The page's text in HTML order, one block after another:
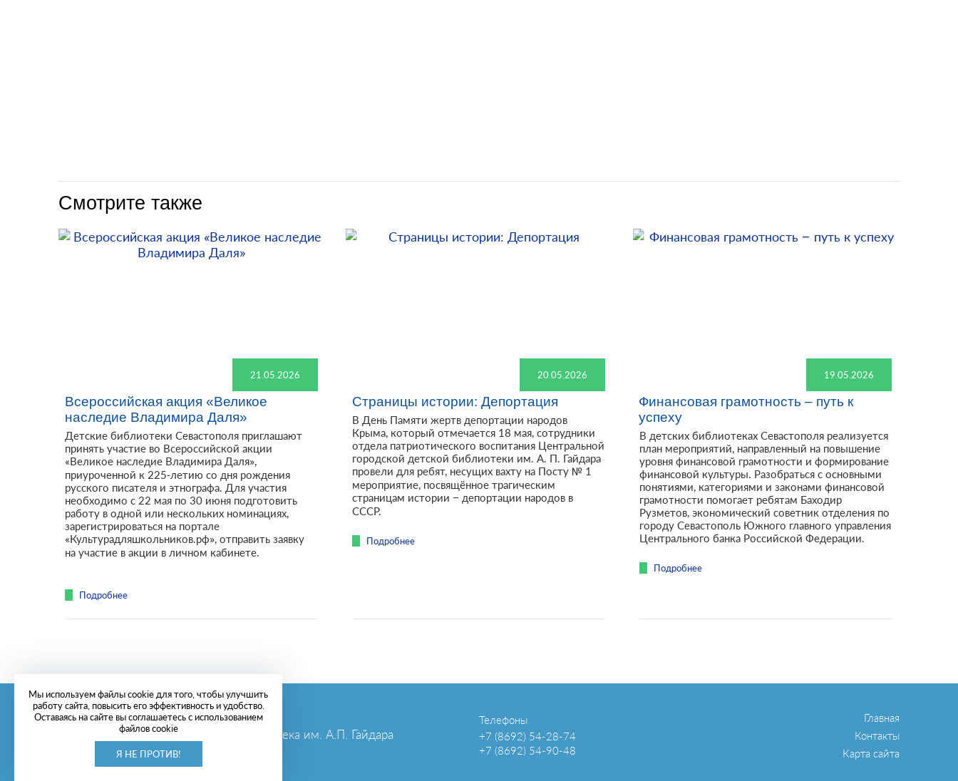
Смотрите также
21.05.2026
Всероссийская акция «Великое
наследие Владимира Даля»
Детские библиотеки Севастополя приглашают
принять участие во Всероссийской акции
«Великое наследие Владимира Даля»,
приуроченной к 225-летию со дня рождения
русского писателя и этнографа. Для участия
необходимо с 22 мая по 30 июня подготовить
работу в одной или нескольких номинациях,
зарегистрироваться на портале
«Культурадляшкольников.рф», отправить заявку
на участие в акции в личном кабинете.
Подробнее
20.05.2026
Страницы истории: Депортация
В День Памяти жертв депортации народов
Крыма, который отмечается 18 мая, сотрудники
отдела патриотического воспитания Центральной
городской детской библиотеки им. А. П. Гайдара
провели для ребят, несущих вахту на Посту № 1
мероприятие, посвящённое трагическим
страницам истории – депортации народов в
СССР.
Подробнее
19.05.2026
Финансовая грамотность – путь к
успеху
В детских библиотеках Севастополя реализуется
план мероприятий, направленный на повышение
уровня финансовой грамотности и формирование
финансовой культуры. Разобраться с основными
понятиями, категориями и законами финансовой
грамотности помогает ребятам Баходир
Рузметов, экономический советник отделения по
городу Севастополь Южного главного управления
Центрального банка Российской Федерации.
Подробнее
ГБУК г. Севастополя «ЦБС для детей»
Центральная городская детская библиотека им. А.П. Гайдара
Телефоны
+7 (8692) 54-28-74
+7 (8692) 54-90-48
Главная
Контакты
Карта сайта
Мы используем файлы cookie для того, чтобы улучшить
работу сайта, повысить его эффективность и удобство.
Оставаясь на сайте вы соглашаетесь с использованием
файлов cookie
Я НЕ ПРОТИВ!